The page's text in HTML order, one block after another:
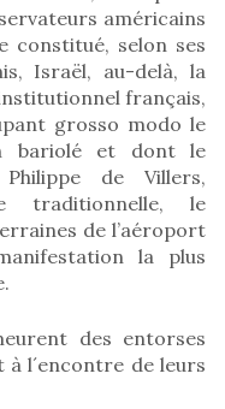
américains
constitué, selon ses
Israël, au-delà, la
français,
grosso modo le
bariolé et dont le
de Villers,
traditionnelle, le
de l’aéroport
la plus
des entorses
l´encontre de leurs